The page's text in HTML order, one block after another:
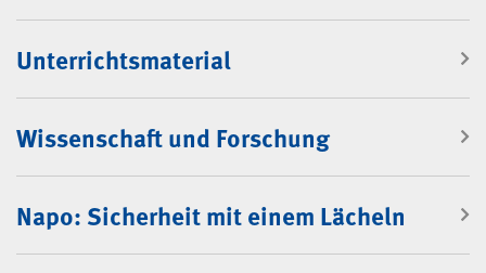
Unterrichtsmaterial
Wissenschaft und Forschung
Napo: Sicherheit mit einem Lächeln